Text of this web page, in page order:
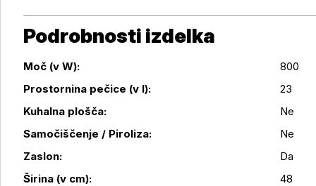
Podrobnosti izdelka
Podrobnosti izdelka
Moč (v W):
800
Prostornina pečice (v l):
23
Kuhalna plošča:
Ne
Samočiščenje / Piroliza:
Ne
Zaslon:
Da
Širina (v cm):
48